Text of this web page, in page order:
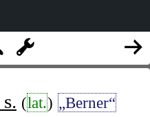
s. (lat.) „Berner“